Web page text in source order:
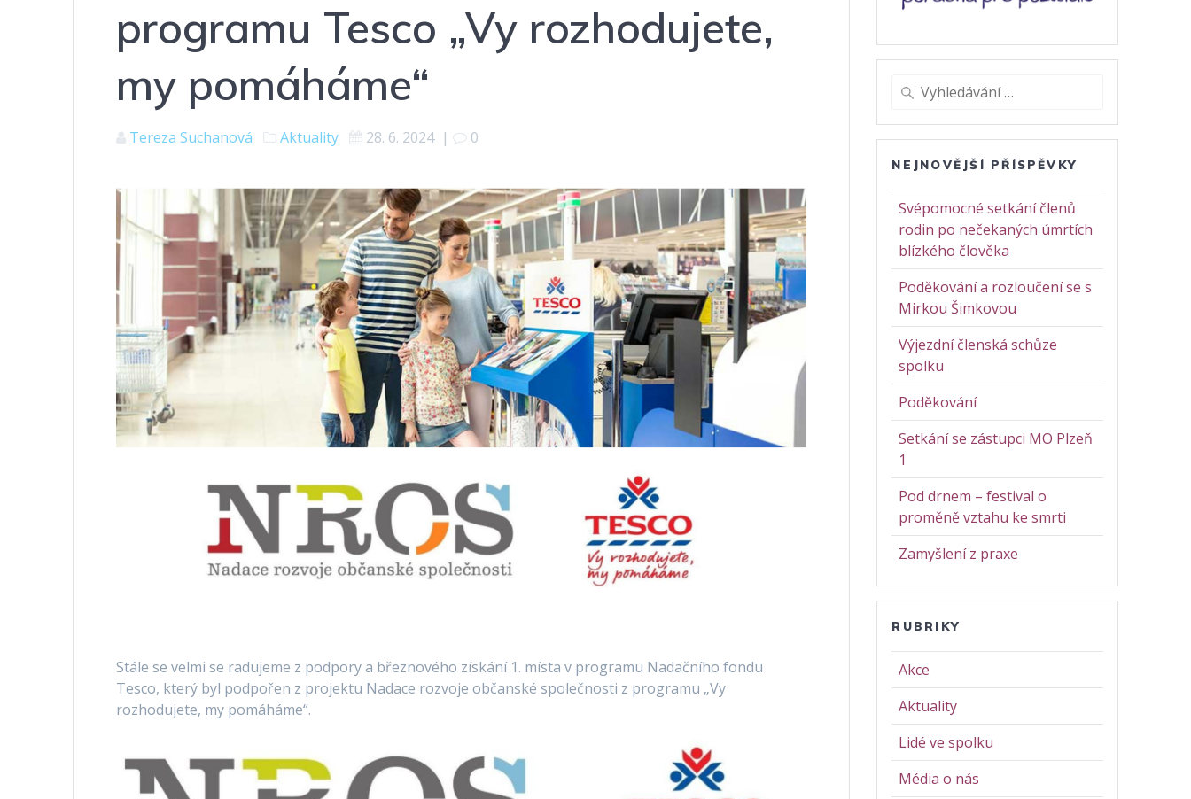
programu Tesco „Vy rozhodujete,
my pomáháme“
Tereza Suchanová Aktuality 28. 6. 2024| 0
Stále se velmi se radujeme z podpory a březnového získání 1. místa v programu Nadačního fondu
Tesco, který byl podpořen z projektu Nadace rozvoje občanské společnosti z programu „Vy
rozhodujete, my pomáháme“.
Vyhledat:
NEJNOVĚJŠÍ PŘÍSPĚVKY
Svépomocné setkání členů
rodin po nečekaných úmrtích
blízkého člověka
Poděkování a rozloučení se s
Mirkou Šimkovou
Výjezdní členská schůze
spolku
Poděkování
Setkání se zástupci MO Plzeň
1
Pod drnem – festival o
proměně vztahu ke smrti
Zamyšlení z praxe
RUBRIKY
Akce
Aktuality
Lidé ve spolku
Média o nás